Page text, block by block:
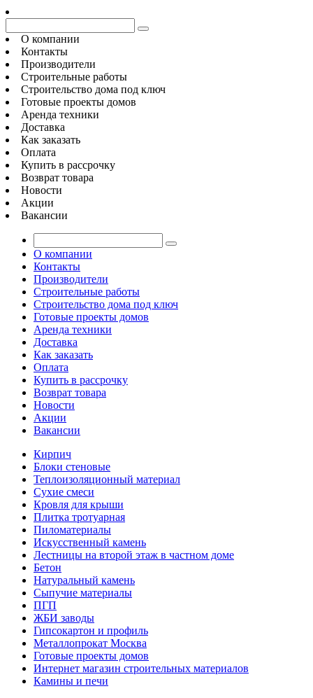
О компании
Контакты
Производители
Строительные работы
Строительство дома под ключ
Готовые проекты домов
Аренда техники
Доставка
Как заказать
Оплата
Купить в рассрочку
Возврат товара
Новости
Акции
Вакансии
О компании
Контакты
Производители
Строительные работы
Строительство дома под ключ
Готовые проекты домов
Аренда техники
Доставка
Как заказать
Оплата
Купить в рассрочку
Возврат товара
Новости
Акции
Вакансии
Кирпич
Блоки стеновые
Теплоизоляционный материал
Сухие смеси
Кровля для крыши
Плитка тротуарная
Пиломатериалы
Искусственный камень
Лестницы на второй этаж в частном доме
Бетон
Натуральный камень
Сыпучие материалы
ПГП
ЖБИ заводы
Гипсокартон и профиль
Металлопрокат Москва
Готовые проекты домов
Интернет магазин строительных материалов
Камины и печи